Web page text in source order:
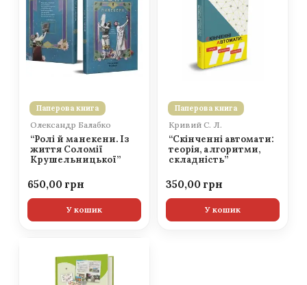
Паперова книга
Олександр Балабко
“Ролі й манекени. Із
життя Соломії
Крушельницької”
650,00
У кошик
Паперова книга
Кривий С. Л.
“Скінченні автомати:
теорія, алгоритми,
складність”
350,00
У кошик